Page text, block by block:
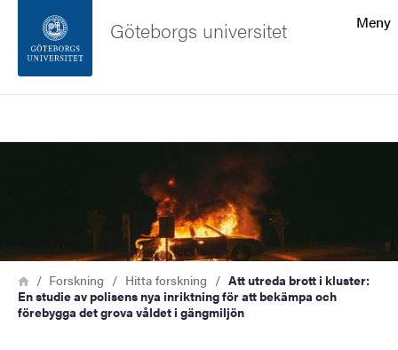
Sidfoten
Meny
Göteborgs universitet
Bild
Länkstig
HemForskning Hitta forskning
Att utreda brott i kluster:
En studie av polisens nya inriktning för att bekämpa och
förebygga det grova våldet i gängmiljön